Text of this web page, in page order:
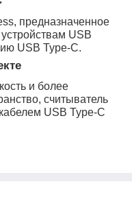
предназначенное
USB
USB Type-C.
и более
считыватель
USB Type-C